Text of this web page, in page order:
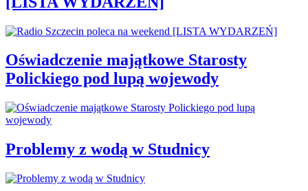
Oświadczenie majątkowe Starosty
Polickiego pod lupą wojewody
Problemy z wodą w Studnicy